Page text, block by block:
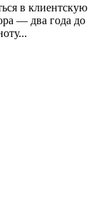
в клиентскую
— два года до